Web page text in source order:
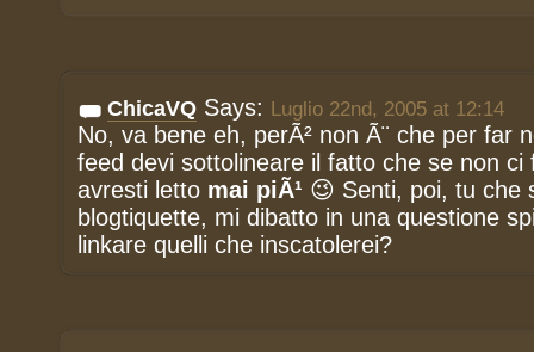
ChicaVQ Says: Luglio 22nd, 2005 at 12:14
No, va bene eh, perÃ² non Ã¨ che per far
feed devi sottolineare il fatto che se non ci
avresti letto mai piÃ¹ 😉 Senti, poi, tu che
blogtiquette, mi dibatto in una questione
linkare quelli che inscatolerei?